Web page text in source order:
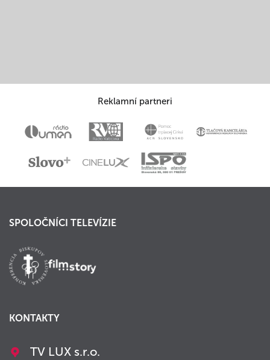
Reklamní partneri
SPOLOČNÍCI TELEVÍZIE
KONTAKTY
TV LUX s.r.o.